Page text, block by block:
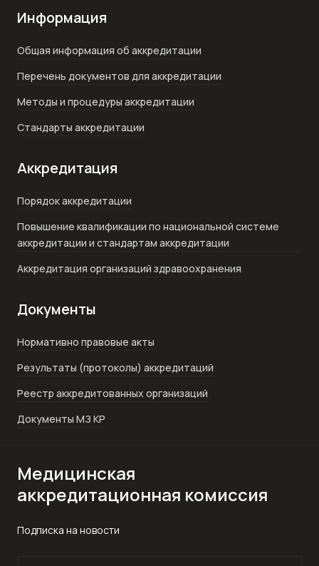
Информация
Общая информация об аккредитации
Перечень документов для аккредитации
Методы и процедуры аккредитации
Стандарты аккредитации
Аккредитация
Порядок аккредитации
Повышение квалификации по национальной системе
аккредитации и стандартам аккредитации
Аккредитация организаций здравоохранения
Документы
Нормативно правовые акты
Результаты (протоколы) аккредитаций
Реестр аккредитованных организаций
Документы МЗ КР
Медицинская
аккредитационная комиссия
Подписка на новости